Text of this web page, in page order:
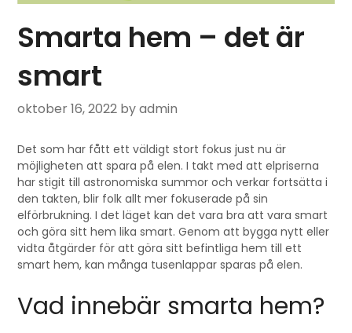
Smarta hem – det är
smart
oktober 16, 2022 by admin
Det som har fått ett väldigt stort fokus just nu är
möjligheten att spara på elen. I takt med att elpriserna
har stigit till astronomiska summor och verkar fortsätta i
den takten, blir folk allt mer fokuserade på sin
elförbrukning. I det läget kan det vara bra att vara smart
och göra sitt hem lika smart. Genom att bygga nytt eller
vidta åtgärder för att göra sitt befintliga hem till ett
smart hem, kan många tusenlappar sparas på elen.
Vad innebär smarta hem?